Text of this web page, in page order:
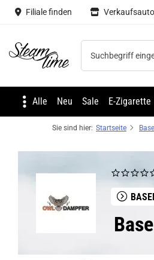
Filiale finden
Steam time
Alle Neu Sale E-Zigarette
Sie sind hier: Startseite